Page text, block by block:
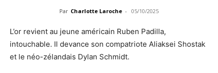
Par Charlotte Laroche - 05/10/2025
L’or revient au jeune américain Ruben Padilla,
intouchable. Il devance son compatriote Aliaksei Shostak
et le néo-zélandais Dylan Schmidt.